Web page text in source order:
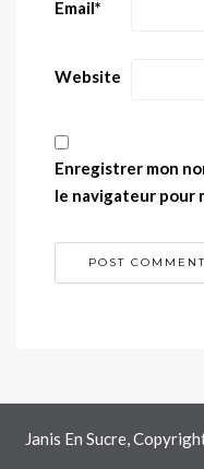
Email*
Website
Enregistrer mon
le navigateur pour
Janis En Sucre,